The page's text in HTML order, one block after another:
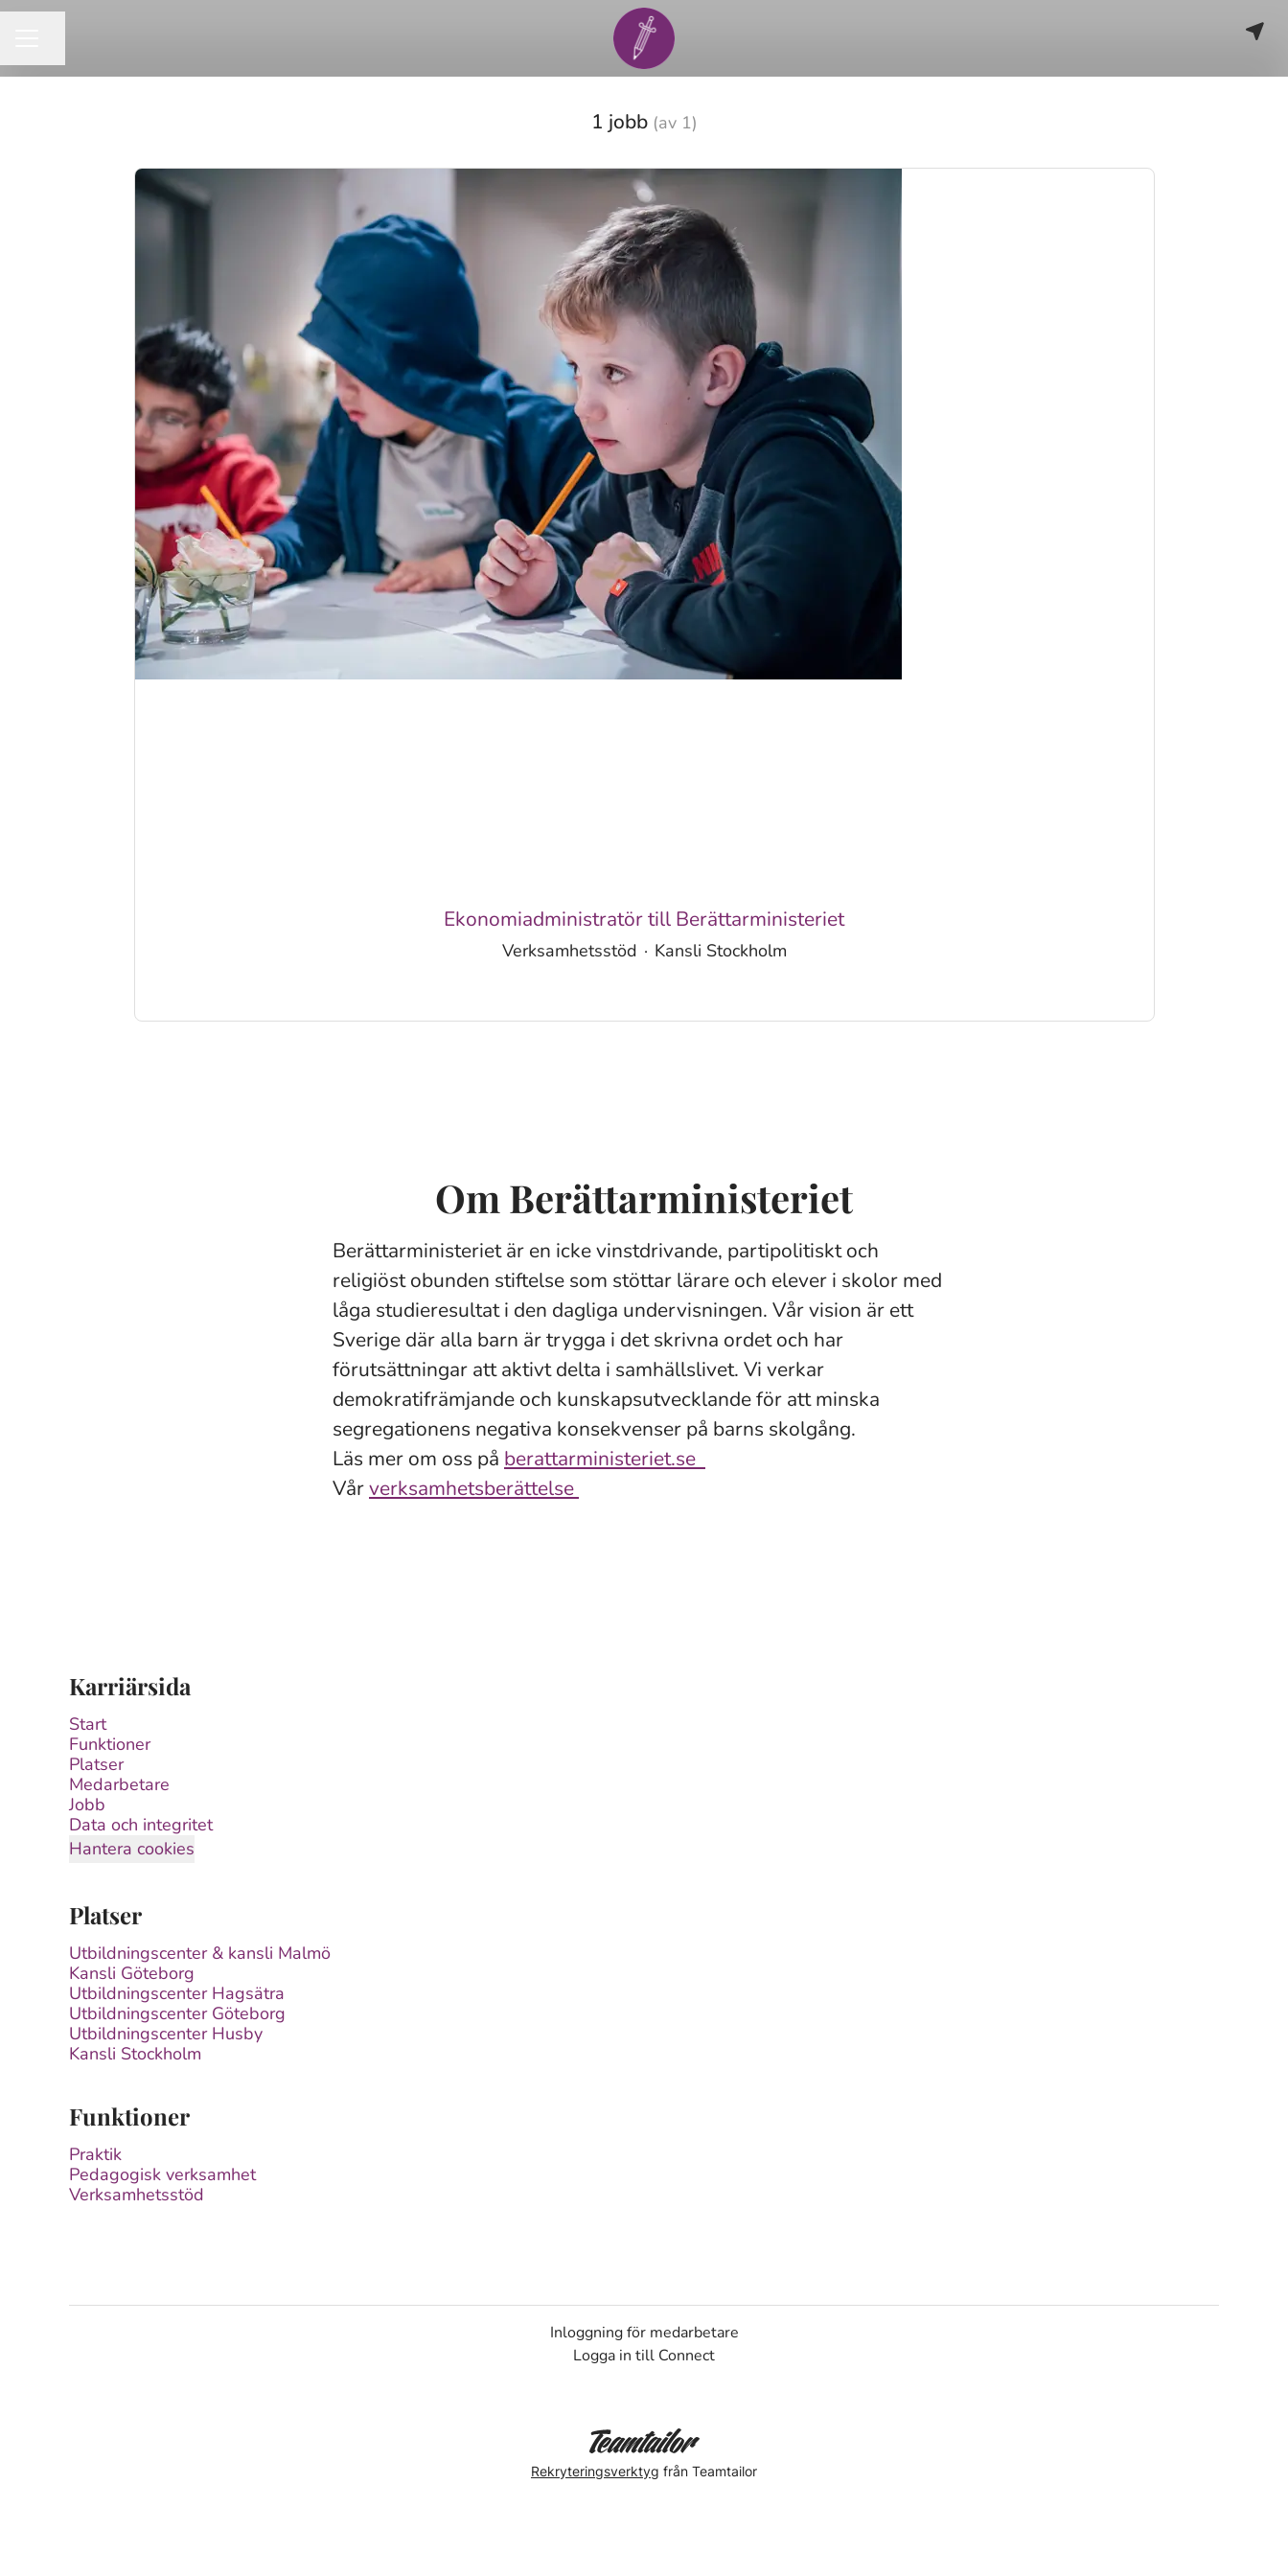
1 jobb (av 1)
Ekonomiadministratör till Berättarministeriet
Verksamhetsstöd · Kansli Stockholm
Om Berättarministeriet
Berättarministeriet är en icke vinstdrivande, partipolitiskt och
religiöst obunden stiftelse som stöttar lärare och elever i skolor med
låga studieresultat i den dagliga undervisningen. Vår vision är ett
Sverige där alla barn är trygga i det skrivna ordet och har
förutsättningar att aktivt delta i samhällslivet. Vi verkar
demokratifrämjande och kunskapsutvecklande för att minska
segregationens negativa konsekvenser på barns skolgång.
Läs mer om oss på berattarministeriet.se
Vårverksamhetsberättelse
Karriärsida
Start
Funktioner
Platser
Medarbetare
Jobb
Data och integritet
Hantera cookies
Platser
Utbildningscenter & kansli Malmö
Kansli Göteborg
Utbildningscenter Hagsätra
Utbildningscenter Göteborg
Utbildningscenter Husby
Kansli Stockholm
Funktioner
Praktik
Pedagogisk verksamhet
Verksamhetsstöd
Inloggning för medarbetare
Logga in till Connect
Rekryteringsverktyg från Teamtailor